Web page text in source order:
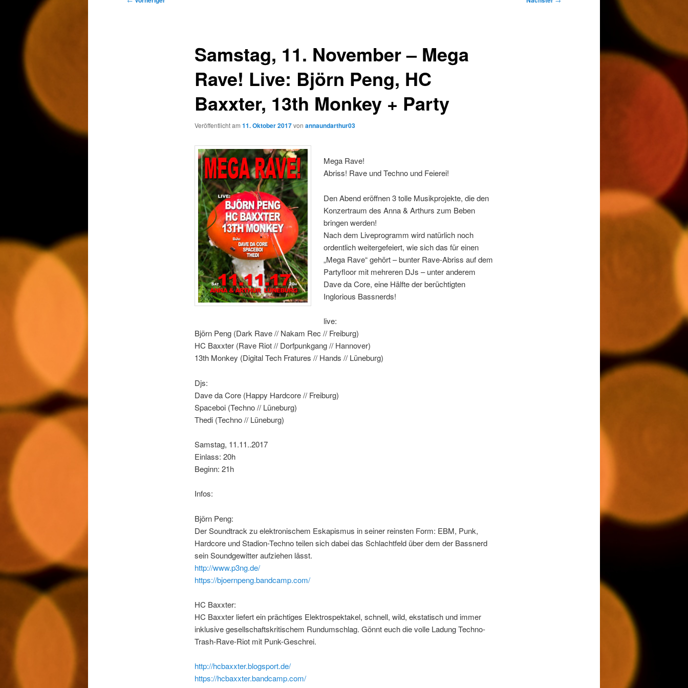
Samstag, 11. November – Mega
Rave! Live: Björn Peng, HC
Baxxter, 13th Monkey + Party
Veröffentlicht am 11. Oktober 2017von annaundarthur03
Mega Rave!
Abriss! Rave und Techno und Feierei!
Den Abend eröffnen 3 tolle Musikprojekte, die den
Konzertraum des Anna & Arthurs zum Beben
bringen werden!
Nach dem Liveprogramm wird natürlich noch
ordentlich weitergefeiert, wie sich das für einen
„Mega Rave“ gehört – bunter Rave-Abriss auf dem
Partyfloor mit mehreren DJs – unter anderem
Dave da Core, eine Hälfte der berüchtigten
Inglorious Bassnerds!
live:
Björn Peng (Dark Rave // Nakam Rec // Freiburg)
HC Baxxter (Rave Riot // Dorfpunkgang // Hannover)
13th Monkey (Digital Tech Fratures // Hands // Lüneburg)
Djs:
Dave da Core (Happy Hardcore // Freiburg)
Spaceboi (Techno // Lüneburg)
Thedi (Techno // Lüneburg)
Samstag, 11.11..2017
Einlass: 20h
Beginn: 21h
Infos:
Björn Peng:
Der Soundtrack zu elektronischem Eskapismus in seiner reinsten Form: EBM, Punk,
Hardcore und Stadion-Techno teilen sich dabei das Schlachtfeld über dem der Bassnerd
sein Soundgewitter aufziehen lässt.
http://www.p3ng.de/
https://bjoernpeng.bandcamp.com/
HC Baxxter:
HC Baxxter liefert ein prächtiges Elektrospektakel, schnell, wild, ekstatisch und immer
inklusive gesellschaftskritischem Rundumschlag. Gönnt euch die volle Ladung Techno-
Trash-Rave-Riot mit Punk-Geschrei.
http://hcbaxxter.blogsport.de/
https://hcbaxxter.bandcamp.com/